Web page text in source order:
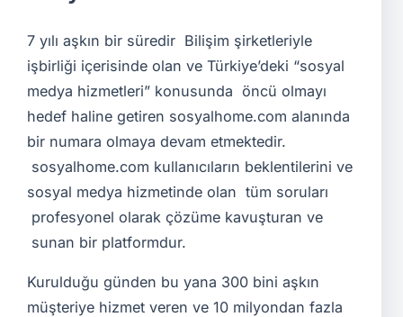
7 yılı aşkın bir süredir Bilişim şirketleriyle
işbirliği içerisinde olan ve Türkiye’deki “sosyal
medya hizmetleri” konusunda öncü olmayı
hedef haline getiren sosyalhome.com alanında
bir numara olmaya devam etmektedir.
sosyalhome.com kullanıcıların beklentilerini ve
sosyal medya hizmetinde olan tüm soruları
profesyonel olarak çözüme kavuşturan ve
sunan bir platformdur.
Kurulduğu günden bu yana 300 bini aşkın
müşteriye hizmet veren ve 10 milyondan fazla